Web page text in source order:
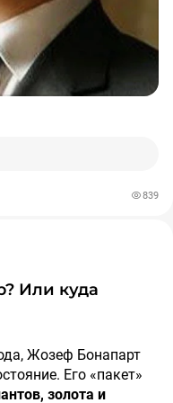
(род. 1986).
самого младшего
в Лондоне,
и работает
он женился на
Циннеберг, которая
императора
839
Жозеф Бонапарт
Его «пакет»
золота и